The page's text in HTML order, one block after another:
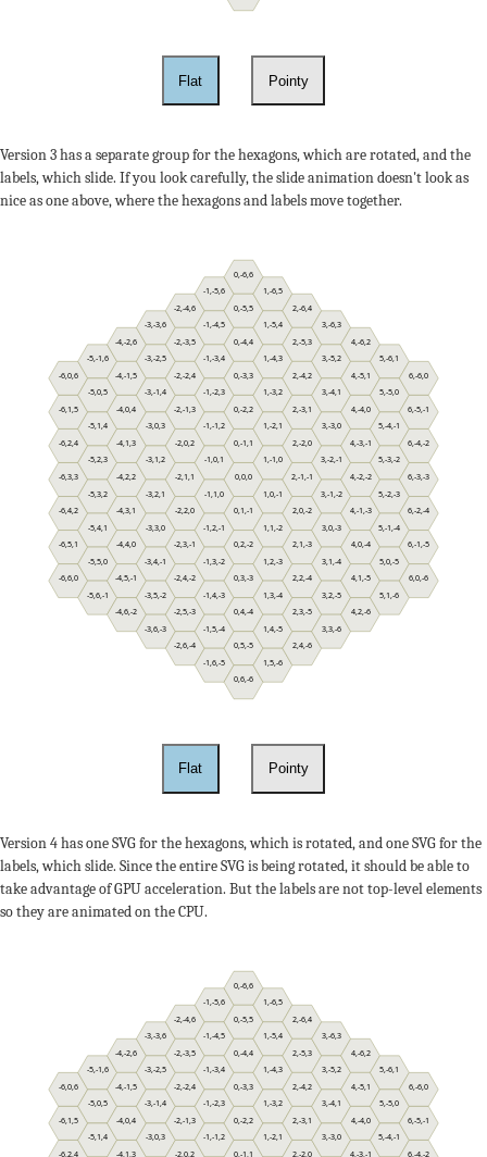
Flat Pointy
Version 3 has a separate group for the hexagons, which are rotated, and the
labels, which slide. If you look carefully, the slide animation doesn't look as
nice as one above, where the hexagons and labels move together.
-6,0,6
-6,1,5
-6,2,4
-6,3,3
-6,4,2
-6,5,1
-6,6,0
-5,-1,6
-5,0,5
-5,1,4
-5,2,3
-5,3,2
-5,4,1
-5,5,0
-5,6,-1
-4,-2,6
-4,-1,5
-4,0,4
-4,1,3
-4,2,2
-4,3,1
-4,4,0
-4,5,-1
-4,6,-2
-3,-3,6
-3,-2,5
-3,-1,4
-3,0,3
-3,1,2
-3,2,1
-3,3,0
-3,4,-1
-3,5,-2
-3,6,-3
-2,-4,6
-2,-3,5
-2,-2,4
-2,-1,3
-2,0,2
-2,1,1
-2,2,0
-2,3,-1
-2,4,-2
-2,5,-3
-2,6,-4
-1,-5,6
-1,-4,5
-1,-3,4
-1,-2,3
-1,-1,2
-1,0,1
-1,1,0
-1,2,-1
-1,3,-2
-1,4,-3
-1,5,-4
-1,6,-5
0,-6,6
0,-5,5
0,-4,4
0,-3,3
0,-2,2
0,-1,1
0,0,0
0,1,-1
0,2,-2
0,3,-3
0,4,-4
0,5,-5
0,6,-6
1,-6,5
1,-5,4
1,-4,3
1,-3,2
1,-2,1
1,-1,0
1,0,-1
1,1,-2
1,2,-3
1,3,-4
1,4,-5
1,5,-6
2,-6,4
2,-5,3
2,-4,2
2,-3,1
2,-2,0
2,-1,-1
2,0,-2
2,1,-3
2,2,-4
2,3,-5
2,4,-6
3,-6,3
3,-5,2
3,-4,1
3,-3,0
3,-2,-1
3,-1,-2
3,0,-3
3,1,-4
3,2,-5
3,3,-6
4,-6,2
4,-5,1
4,-4,0
4,-3,-1
4,-2,-2
4,-1,-3
4,0,-4
4,1,-5
4,2,-6
5,-6,1
5,-5,0
5,-4,-1
5,-3,-2
5,-2,-3
5,-1,-4
5,0,-5
5,1,-6
6,-6,0
6,-5,-1
6,-4,-2
6,-3,-3
6,-2,-4
6,-1,-5
6,0,-6
Flat Pointy
Version 4 has one SVG for the hexagons, which is rotated, and one SVG for the
labels, which slide. Since the entire SVG is being rotated, it should be able to
take advantage of GPU acceleration. But the labels are not top-level elements
so they are animated on the CPU.
-6,0,6
-6,1,5
-6,2,4
-5,-1,6
-5,0,5
-5,1,4
-4,-2,6
-4,-1,5
-4,0,4
-4,1,3
-3,-3,6
-3,-2,5
-3,-1,4
-3,0,3
-2,-4,6
-2,-3,5
-2,-2,4
-2,-1,3
-2,0,2
-1,-5,6
-1,-4,5
-1,-3,4
-1,-2,3
-1,-1,2
0,-6,6
0,-5,5
0,-4,4
0,-3,3
0,-2,2
0,-1,1
1,-6,5
1,-5,4
1,-4,3
1,-3,2
1,-2,1
2,-6,4
2,-5,3
2,-4,2
2,-3,1
2,-2,0
3,-6,3
3,-5,2
3,-4,1
3,-3,0
4,-6,2
4,-5,1
4,-4,0
4,-3,-1
5,-6,1
5,-5,0
5,-4,-1
6,-6,0
6,-5,-1
6,-4,-2